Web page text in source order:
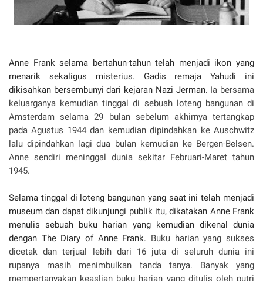
Anne Frank selama bertahun-tahun telah menjadi ikon yang
menarik sekaligus misterius. Gadis remaja Yahudi ini
dikisahkan bersembunyi dari kejaran Nazi Jerman. Ia bersama
keluarganya kemudian tinggal di sebuah loteng bangunan di
Amsterdam selama 29 bulan sebelum akhirnya tertangkap
pada Agustus 1944 dan kemudian dipindahkan ke Auschwitz
lalu dipindahkan lagi dua bulan kemudian ke Bergen-Belsen.
Anne sendiri meninggal dunia sekitar Februari-Maret tahun
1945.
Selama tinggal di loteng bangunan yang saat ini telah menjadi
museum dan dapat dikunjungi publik itu, dikatakan Anne Frank
menulis sebuah buku harian yang kemudian dikenal dunia
dengan The Diary of Anne Frank. Buku harian yang sukses
dicetak dan terjual lebih dari 16 juta di seluruh dunia ini
rupanya masih menimbulkan tanda tanya. Banyak yang
mempertanyakan keaslian buku harian yang ditulis oleh putri